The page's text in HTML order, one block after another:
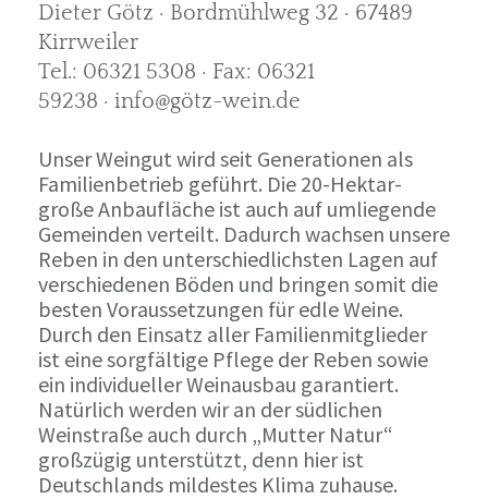
Dieter Götz · Bordmühlweg 32 · 67489
Kirrweiler
Tel.: 06321 5308 · Fax: 06321
59238 · info@götz-wein.de
Unser Weingut wird seit Generationen als
Familienbetrieb geführt. Die 20-Hektar-
große Anbaufläche ist auch auf umliegende
Gemeinden verteilt. Dadurch wachsen unsere
Reben in den unterschiedlichsten Lagen auf
verschiedenen Böden und bringen somit die
besten Voraussetzungen für edle Weine.
Durch den Einsatz aller Familienmitglieder
ist eine sorgfältige Pflege der Reben sowie
ein individueller Weinausbau garantiert.
Natürlich werden wir an der südlichen
Weinstraße auch durch „Mutter Natur“
großzügig unterstützt, denn hier ist
Deutschlands mildestes Klima zuhause.